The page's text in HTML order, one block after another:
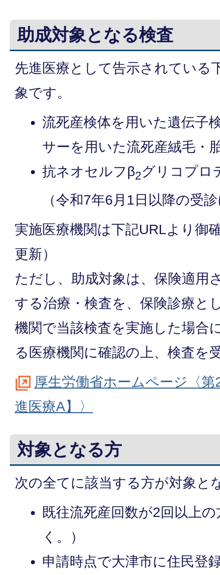
助成対象となる検査
先進医療として告示されている
象です。
流死産検体を用いた遺伝子
サーを用いた流死産絨毛・
抗ネオセルフβ2グリコプロ
（令和7年6月1日以降の受
実施医療機関は下記URLより御
更新）
ただし、助成対象は、保険適用
する治療・検査を、保険診療と
機関で当該検査を実施した場合
る医療機関に確認の上、検査を
厚生労働省ホームページ〈
進医療A】〉
対象となる方
次の全てに該当する方が対象と
既往流死産回数が2回以上
く。）
申請時点で大津市に住民登